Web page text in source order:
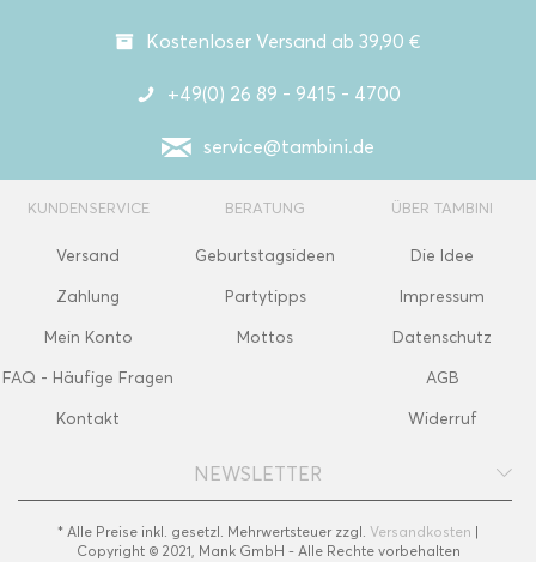
Kostenloser Versand ab 39,90 €
+49(0) 26 89 - 9415 - 4700
service@tambini.de
KUNDENSERVICE
Versand
Zahlung
Mein Konto
FAQ - Häufige Fragen
Kontakt
BERATUNG
Geburtstagsideen
Partytipps
Mottos
ÜBER TAMBINI
Die Idee
Impressum
Datenschutz
AGB
Widerruf
NEWSLETTER
* Alle Preise inkl. gesetzl. Mehrwertsteuer zzgl. Versandkosten |
Copyright © 2021, Mank GmbH - Alle Rechte vorbehalten